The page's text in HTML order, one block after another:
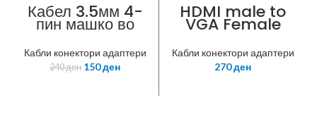
Кабел 3.5мм 4-
пин машко во
2×3.5мм женски
3-пин
Кабли конектори адаптери
240ден 150ден
HDMI male to
VGA Female
adapter
Кабли конектори адаптери
270ден